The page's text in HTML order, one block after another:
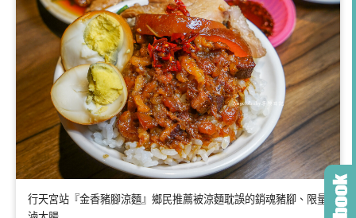
行天宮站『金香豬腳涼麵』鄉民推薦被涼麵耽誤的銷魂豬腳、限量